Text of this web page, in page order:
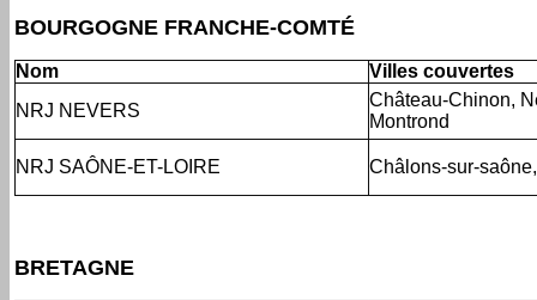
BOURGOGNE FRANCHE-COMTÉ
Nom
Villes couvertes
NRJ NEVERS
Château-Chinon,
Montrond
NRJ SAÔNE-ET-LOIRE Châlons-sur-
BRETAGNE